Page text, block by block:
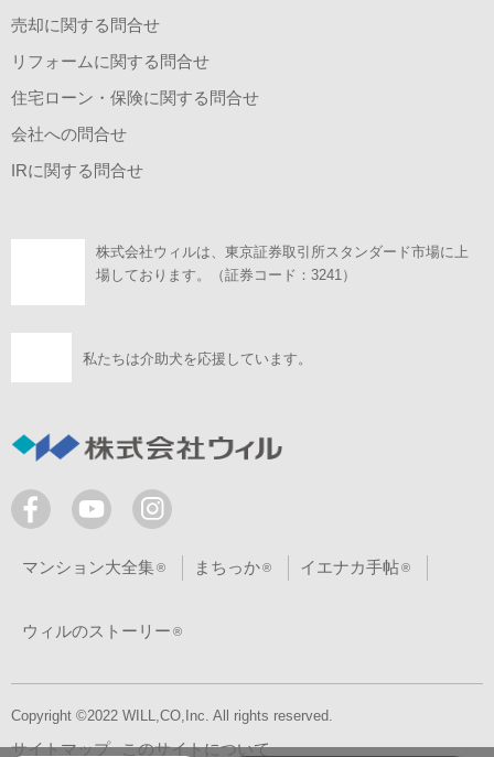
売却に関する問合せ
リフォームに関する問合せ
住宅ローン・保険に関する問合せ
会社への問合せ
IRに関する問合せ
株式会社ウィルは、東京証券取引所スタンダード市場に上
場しております。（証券コード：3241）
私たちは介助犬を応援しています。
マンション大全集 まちっか イエナカ手帖
ウィルのストーリー
Copyright ©2022 WILL,CO,Inc. All rights reserved.
サイトマップ このサイトについて